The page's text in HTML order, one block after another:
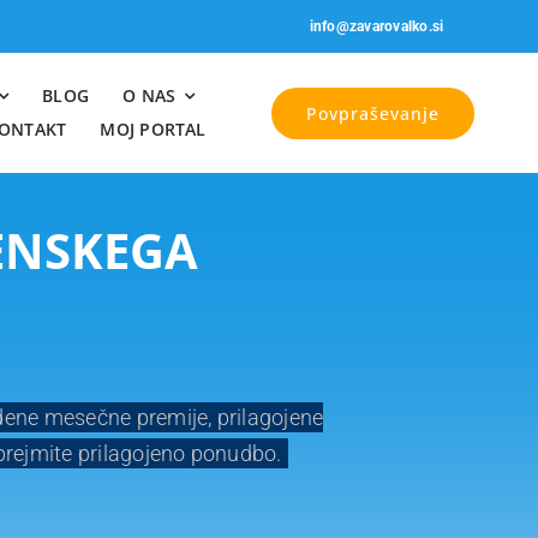
info@zavarovalko.si
BLOG
O NAS
MOJ PORTAL
Povpraševanje
mesečne premije, prilagojene
prilagojeno ponudbo.